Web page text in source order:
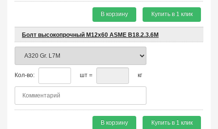
В корзину Купить в 1 клик
Болт высокопрочный М12х60 ASME B18.2.3.6M
Кол-во: шт = кг
В корзину Купить в 1 клик